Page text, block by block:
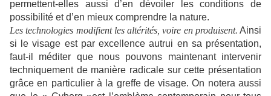
permettent-elles aussi d’en dévoiler les conditions de
possibilité et d’en mieux comprendre la nature.
Les technologies modifient les altérités, voire en produisent. Ainsi
si le visage est par excellence autrui en sa présentation,
faut-il méditer que nous pouvons maintenant intervenir
techniquement de manière radicale sur cette présentation
grâce en particulier à la greffe de visage. On notera aussi